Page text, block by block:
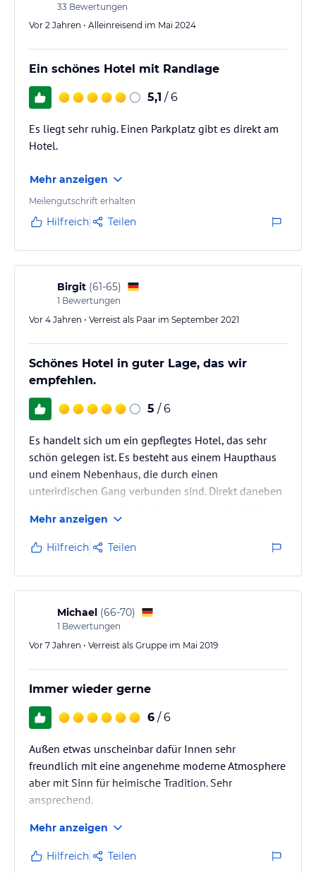
33 Bewertungen
Vor 2 Jahren • Alleinreisend im Mai 2024
Ein schönes Hotel mit Randlage
5,1 / 6
Es liegt sehr ruhig. Einen Parkplatz gibt es direkt am
Hotel.
Mehr anzeigen
Meilengutschrift erhalten
Hilfreich Teilen
Birgit (61-65)
1 Bewertungen
Vor 4 Jahren • Verreist als Paar im September 2021
Schönes Hotel in guter Lage, das wir
empfehlen.
5 / 6
Es handelt sich um ein gepflegtes Hotel, das sehr
schön gelegen ist. Es besteht aus einem Haupthaus
und einem Nebenhaus, die durch einen
unterirdischen Gang verbunden sind. Direkt daneben
wandern kann.
Mehr anzeigen
Hilfreich Teilen
Michael (66-70)
1 Bewertungen
Vor 7 Jahren • Verreist als Gruppe im Mai 2019
Immer wieder gerne
6 / 6
Außen etwas unscheinbar dafür Innen sehr
freundlich mit eine angenehme moderne Atmosphere
aber mit Sinn für heimische Tradition. Sehr
ansprechend.
Mehr anzeigen
Hilfreich Teilen